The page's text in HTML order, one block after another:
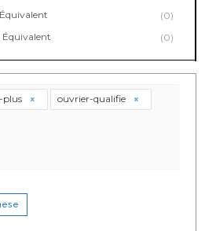
(0)
(0)
ouvrier-qualifie